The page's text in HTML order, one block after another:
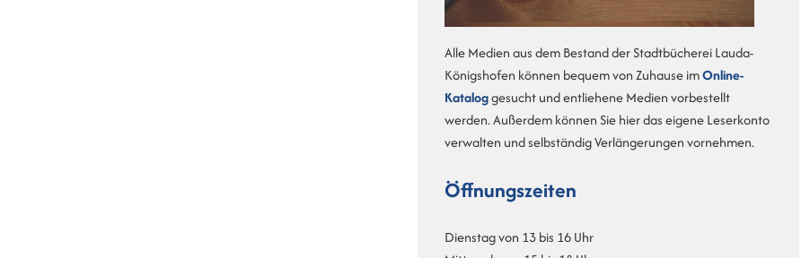
Alle Medien aus dem Bestand der Stadtbücherei Lauda-
Königshofen können bequem von Zuhause imOnline-
Kataloggesucht und entliehene Medien vorbestellt
werden. Außerdem können Sie hier das eigene Leserkonto
verwalten und selbständig Verlängerungen vornehmen.
Öffnungszeiten
Dienstag von 13 bis 16 Uhr